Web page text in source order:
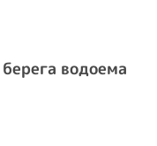
водоема